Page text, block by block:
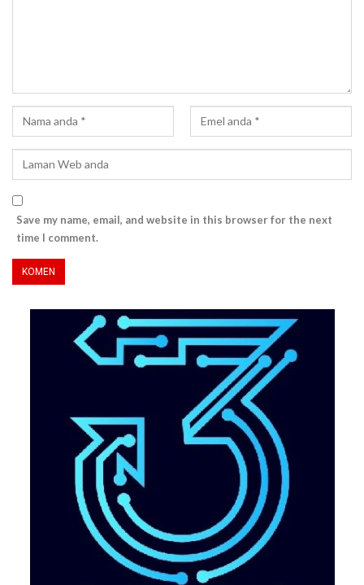
Save my name, email, and website in this browser for the next
time I comment.